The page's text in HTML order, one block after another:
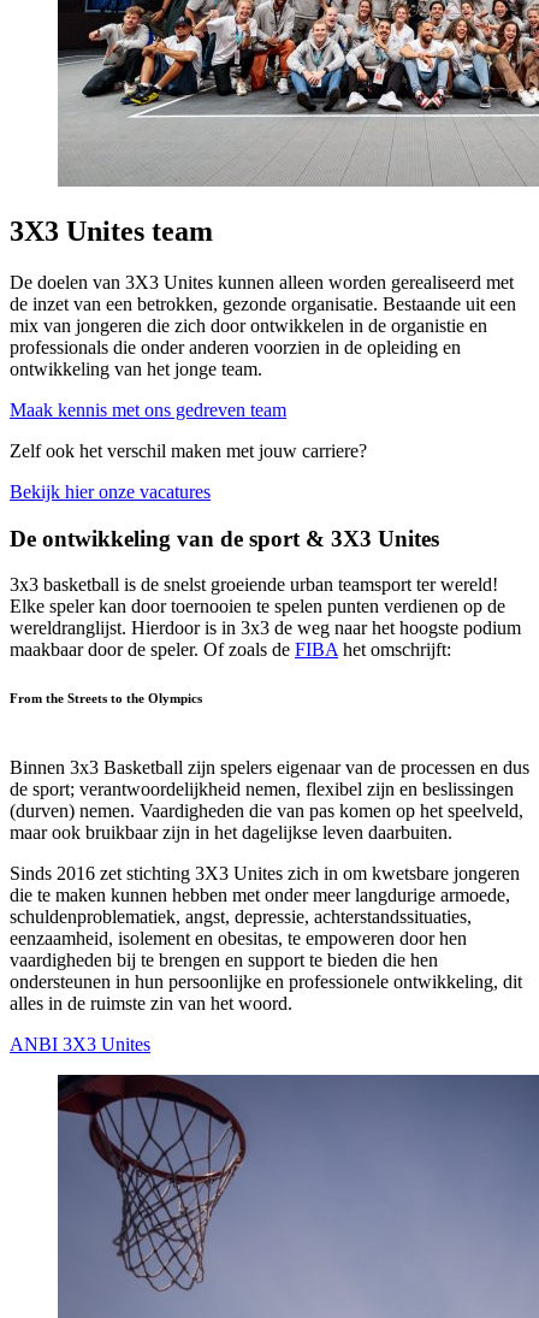
3X3 Unites team
De doelen van 3X3 Unites kunnen alleen worden gerealiseerd met
de inzet van een betrokken, gezonde organisatie. Bestaande uit een
mix van jongeren die zich door ontwikkelen in de organistie en
professionals die onder anderen voorzien in de opleiding en
ontwikkeling van het jonge team.
Maak kennis met ons gedreven team
Zelf ook het verschil maken met jouw carriere?
Bekijk hier onze vacatures
De ontwikkeling van de sport & 3X3 Unites
3x3 basketball is de snelst groeiende urban teamsport ter wereld!
Elke speler kan door toernooien te spelen punten verdienen op de
wereldranglijst. Hierdoor is in 3x3 de weg naar het hoogste podium
maakbaar door de speler. Of zoals de FIBA het omschrijft:
From the Streets to the Olympics
Binnen 3x3 Basketball zijn spelers eigenaar van de processen en dus
de sport; verantwoordelijkheid nemen, flexibel zijn en beslissingen
(durven) nemen. Vaardigheden die van pas komen op het speelveld,
maar ook bruikbaar zijn in het dagelijkse leven daarbuiten.
Sinds 2016 zet stichting 3X3 Unites zich in om kwetsbare jongeren
die te maken kunnen hebben met onder meer langdurige armoede,
schuldenproblematiek, angst, depressie, achterstandssituaties,
eenzaamheid, isolement en obesitas, te empoweren door hen
vaardigheden bij te brengen en support te bieden die hen
ondersteunen in hun persoonlijke en professionele ontwikkeling, dit
alles in de ruimste zin van het woord.
ANBI 3X3 Unites